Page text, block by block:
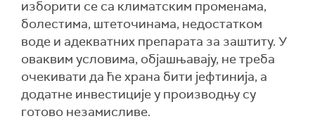
изборити се са климатским променама,
болестима, штеточинама, недостатком
воде и адекватних препарата за заштиту. У
оваквим условима, објашњавају, не треба
очекивати да ће храна бити јефтинија, а
додатне инвестиције у производњу су
готово незамисливе.